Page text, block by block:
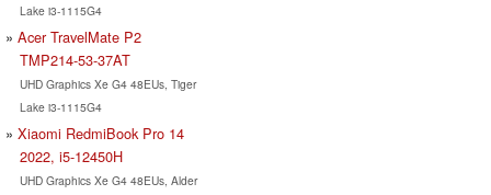
Lake i3-1115G4
Acer TravelMate P2
TMP214-53-37AT
UHD Graphics Xe G4 48EUs, Tiger
Lake i3-1115G4
Xiaomi RedmiBook Pro 14
2022, i5-12450H
UHD Graphics Xe G4 48EUs, Alder